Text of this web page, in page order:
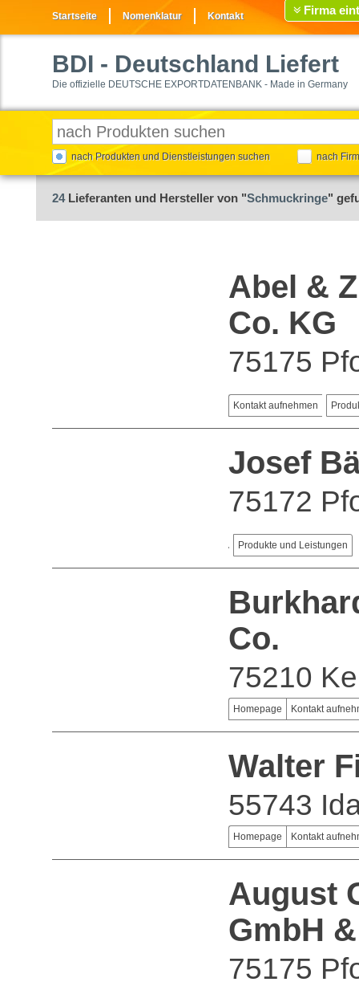
Startseite Nomenklatur Kontakt Firma
BDI - Deutschland Liefert
Die offizielle DEUTSCHE EXPORTDATENBANK - Made in Germany
nach Produkten und Dienstleistungen suchen nach
24Lieferanten und Hersteller von "Schmuckringe"
Abel &
Co. KG
75175
Kontakt aufnehmen
Josef
75172
Produkte und Leistungen
Co.
75210
Homepage Kontakt
Walter
55743
Homepage Kontakt
August
GmbH
75175